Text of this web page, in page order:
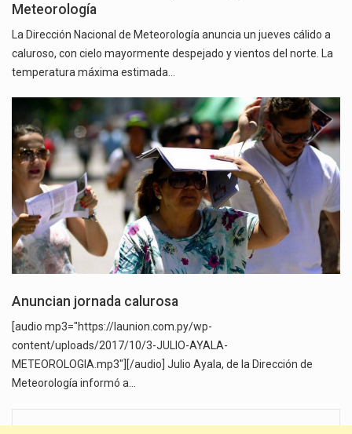
Meteorología
La Dirección Nacional de Meteorología anuncia un jueves cálido a
caluroso, con cielo mayormente despejado y vientos del norte. La
temperatura máxima estimada…
Anuncian jornada calurosa
[audio mp3="https://launion.com.py/wp-
content/uploads/2017/10/3-JULIO-AYALA-
METEOROLOGIA.mp3"][/audio] Julio Ayala, de la Dirección de
Meteorología informó a…